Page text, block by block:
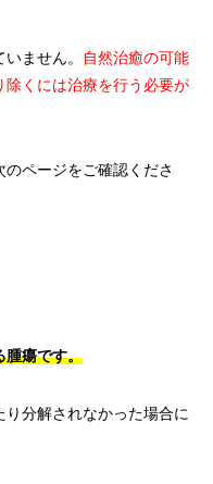
ません。
自然治癒の可能
くには治療を行う必要が
ページをご確認くださ
腫瘍です。
分解されなかった場合に